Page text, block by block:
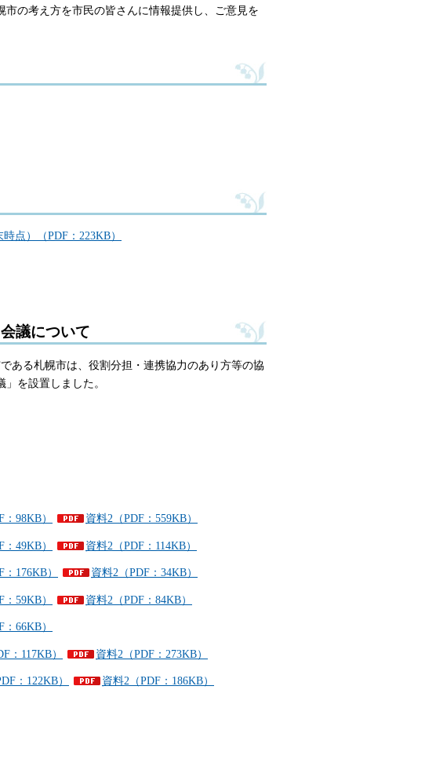
の考え方を市民の皆さんに情報提供し、ご意見を
点）（PDF：223KB）
議について
ある札幌市は、役割分担・連携協力のあり方等の協
を設置しました。
98KB） 資料2（PDF：559KB）
49KB） 資料2（PDF：114KB）
176KB） 資料2（PDF：34KB）
59KB） 資料2（PDF：84KB）
66KB）
：117KB） 資料2（PDF：273KB）
：122KB） 資料2（PDF：186KB）